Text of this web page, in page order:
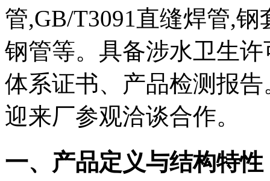
管,GB/T3091直缝焊管,
钢管等。具备涉水卫生
体系证书、产品检测报
迎来厂参观洽谈合作。
一、产品定义与结构特性